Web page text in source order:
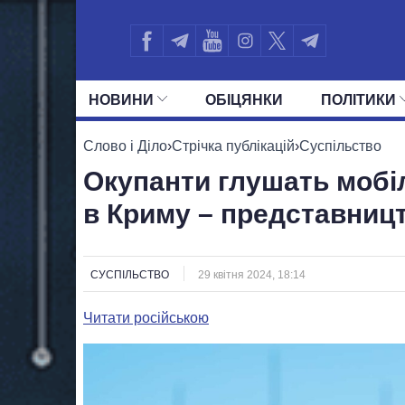
НОВИНИ ОБIЦЯНКИ ПОЛIТИКИ
УСІ ПОЛІТИКИ ПРЕЗИДЕНТ І ОФІС
Слово і Діло›Стрічка публікацій›Суспільство
Окупанти глушать
в Криму –
СУСПІЛЬСТВО 29 квітня 2024, 18:14
Читати російською